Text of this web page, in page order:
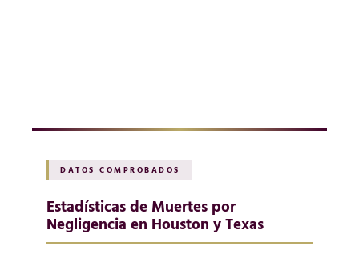
DATOS COMPROBADOS
Estadísticas de Muertes por
Negligencia en Houston y Texas